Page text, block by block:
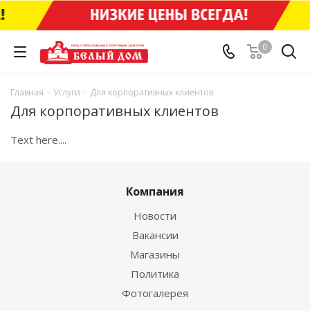
0
Главная - Услуги - Для корпоративных клиентов
Для корпоративных клиентов
Text here....
Компания
Новости
Вакансии
Магазины
Политика
Фотогалерея